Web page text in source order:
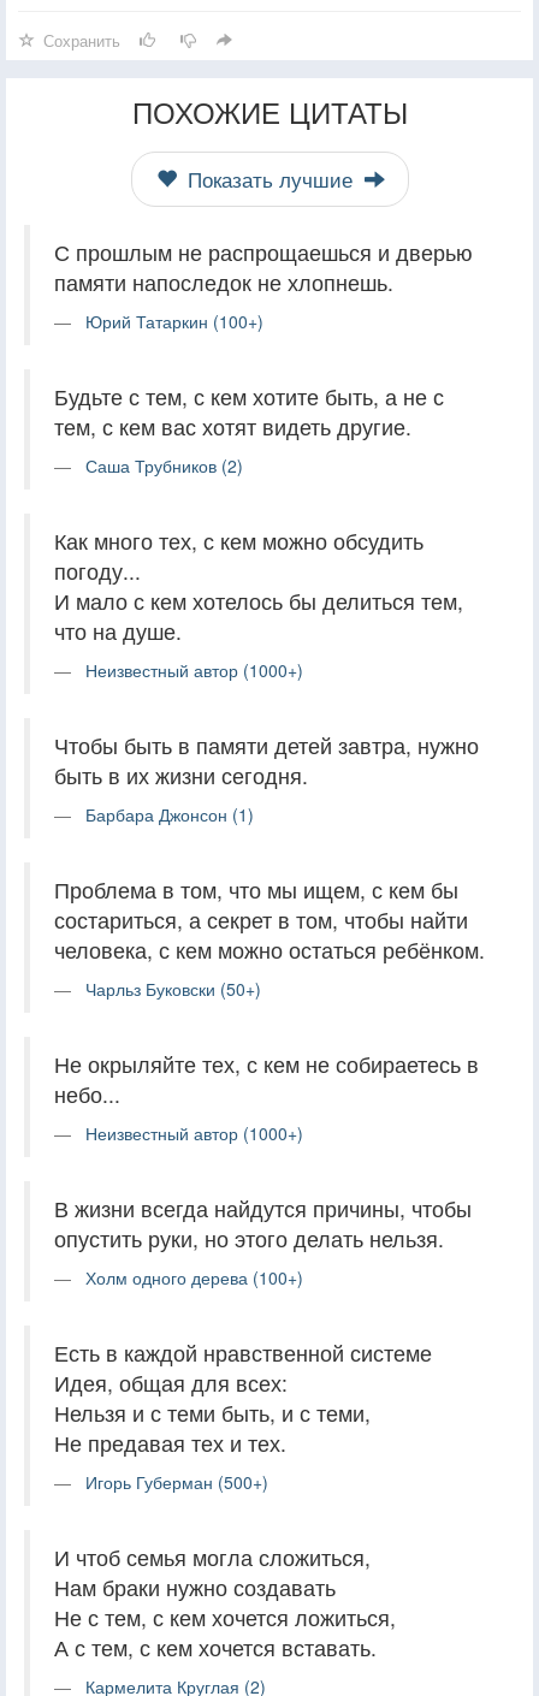
Сохранить
ПОХОЖИЕ ЦИТАТЫ
Показать лучшие
С прошлым не распрощаешься и дверью
памяти напоследок не хлопнешь.
Юрий Татаркин (100+)
Будьте с тем, с кем хотите быть, а не с
тем, с кем вас хотят видеть другие.
Саша Трубников (2)
Как много тех, с кем можно обсудить
погоду...
И мало с кем хотелось бы делиться тем,
что на душе.
Неизвестный автор (1000+)
Чтобы быть в памяти детей завтра, нужно
быть в их жизни сегодня.
Барбара Джонсон (1)
Проблема в том, что мы ищем, с кем бы
состариться, а секрет в том, чтобы найти
человека, с кем можно остаться ребёнком.
Чарльз Буковски (50+)
Не окрыляйте тех, с кем не собираетесь в
небо...
Неизвестный автор (1000+)
В жизни всегда найдутся причины, чтобы
опустить руки, но этого делать нельзя.
Холм одного дерева (100+)
Есть в каждой нравственной системе
Идея, общая для всех:
Нельзя и с теми быть, и с теми,
Не предавая тех и тех.
Игорь Губерман (500+)
И чтоб семья могла сложиться,
Нам браки нужно создавать
Не с тем, с кем хочется ложиться,
А с тем, с кем хочется вставать.
Кармелита Круглая (2)